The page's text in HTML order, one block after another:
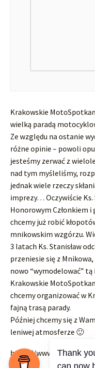
Krakowskie
wielką paradą
Ze względu na ostanie
różne opinie – powoli
jesteśmy zerwać z
nad tym myśleliśmy,
jednak wiele rzeczy
imprezy… Oczywiście Ks.
Honorowym Członkiem
chcemy już robić
mnikowskim wzgórzu.
3 latach Ks. Stanisław
przeniesie się z
nowo “wymodelować” tą
Krakowskie
chcemy organizować w
fajną trasą parady.
Później chcemy się z
leniwej atmosferze 🙂
https://
Thank
can now